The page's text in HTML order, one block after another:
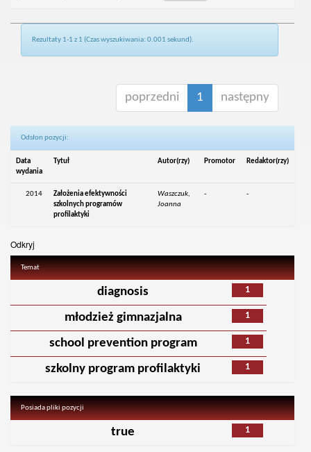
Rezultaty 1-1 z 1 (Czas wyszukiwania: 0.001 sekund).
poprzedni 1 następny
Odsłon pozycji:
Data
wydania
Tytuł Autor(rzy) Promotor Redaktor(rzy)
2014
Założenia efektywności
szkolnych programów
profilaktyki
Waszczuk,
Joanna
- -
Odkryj
Temat
1
diagnosis
1
młodzież gimnazjalna
1
school prevention program
1
szkolny program profilaktyki
Posiada pliki pozycji
1
true